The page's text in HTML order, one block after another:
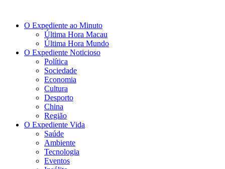
O Expediente ao Minuto
Última Hora Macau
Última Hora Mundo
O Expediente Noticioso
Política
Sociedade
Economia
Cultura
Desporto
China
Região
O Expediente Vida
Saúde
Ambiente
Tecnologia
Eventos